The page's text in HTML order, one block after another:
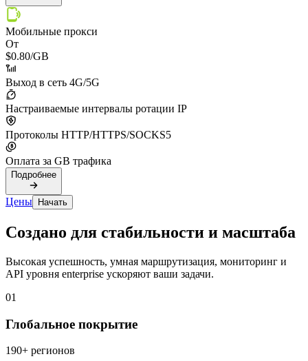
Мобильные прокси
От
$0.80/GB
Выход в сеть 4G/5G
Настраиваемые интервалы ротации IP
Протоколы HTTP/HTTPS/SOCKS5
Оплата за GB трафика
Подробнее
Цены Начать
Создано для стабильности и масштаба
Высокая успешность, умная маршрутизация, мониторинг и
API уровня enterprise ускоряют ваши задачи.
01
Глобальное покрытие
190+ регионов